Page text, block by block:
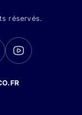
réservés.